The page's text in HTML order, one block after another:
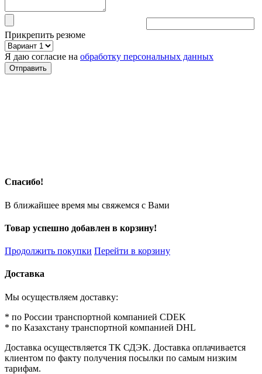
Прикрепить резюме
Я даю согласие на обработку персональных данных
Спасибо!
В ближайшее время мы свяжемся с Вами
Товар успешно добавлен в корзину!
Продолжить покупки Перейти в корзину
Доставка
Мы осуществляем доставку:
* по России транспортной компанией CDEK
* по Казахстану транспортной компанией DHL
Доставка осуществляется ТК СДЭК. Доставка оплачивается
клиентом по факту получения посылки по самым низким
тарифам.